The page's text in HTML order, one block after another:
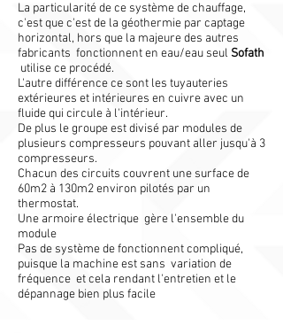
La particularité de ce système de chauffage,
c'est que c'est de la géothermie par captage
horizontal, hors que la majeure des autres
fabricants fonctionnent en eau/eau seul Sofath
utilise ce procédé.
L'autre différence ce sont les tuyauteries
extérieures et intérieures en cuivre avec un
fluide qui circule à l'intérieur.
De plus le groupe est divisé par modules de
plusieurs compresseurs pouvant aller jusqu'à 3
compresseurs.
Chacun des circuits couvrent une surface de
60m2 à 130m2 environ pilotés par un
thermostat.
Une armoire électrique gère l'ensemble du
module
Pas de système de fonctionnent compliqué,
puisque la machine est sans variation de
fréquence et cela rendant l'entretien et le
dépannage bien plus facile